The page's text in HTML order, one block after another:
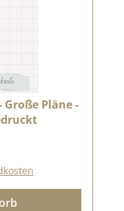
Große Pläne -